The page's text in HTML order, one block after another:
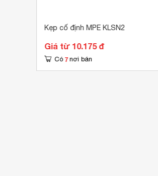
Kẹp cố định MPE KLSN2
Giá từ 10.175 đ
Có 7 nơi bán